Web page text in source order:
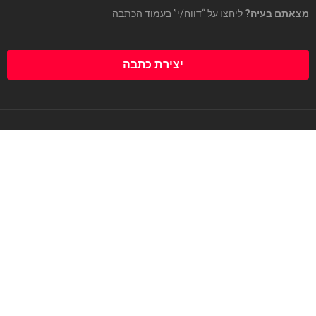
מצאתם בעיה? ליחצו על “דווח/י” בעמוד הכתבה
יצירת כתבה